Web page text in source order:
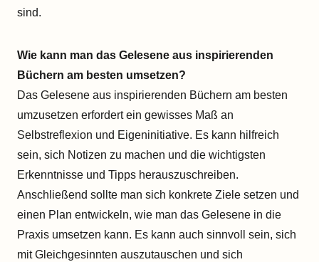
sind.
Wie kann man das Gelesene aus inspirierenden
Büchern am besten umsetzen?
Das Gelesene aus inspirierenden Büchern am besten
umzusetzen erfordert ein gewisses Maß an
Selbstreflexion und Eigeninitiative. Es kann hilfreich
sein, sich Notizen zu machen und die wichtigsten
Erkenntnisse und Tipps herauszuschreiben.
Anschließend sollte man sich konkrete Ziele setzen und
einen Plan entwickeln, wie man das Gelesene in die
Praxis umsetzen kann. Es kann auch sinnvoll sein, sich
mit Gleichgesinnten auszutauschen und sich